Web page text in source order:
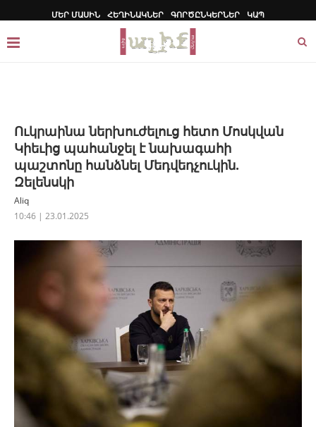
ՄԵՐ ՄԱՍԻՆ ՀԵՂԻՆԱԿՆԵՐ ԳՈՐԾԸՆԿԵՐՆԵՐ ԿԱՊ
Ուկրաինա ներխուժելուց հետո Մոսկվան
Կիեւից պահանջել է նախագահի
պաշտոնը հանձնել Մեդվեդչուկին.
Զելենսկի
Aliq
10:46 | 23.01.2025